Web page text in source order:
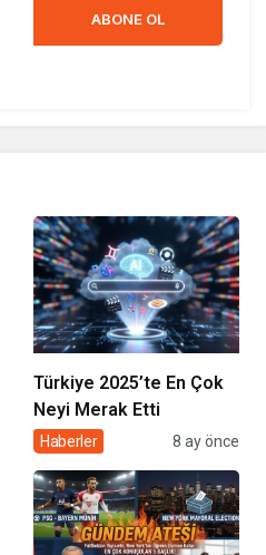
ABONE OL
Türkiye 2025’te En Çok
Neyi Merak Etti
Haberler 8 ay önce